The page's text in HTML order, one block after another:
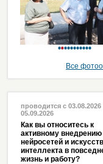
Все
проводится с 03.08.2026
05.09.2026
Как вы относитесь к
активному внедрению
нейросетей и
интеллекта в
жизнь и работу?